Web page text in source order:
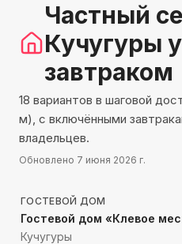
Частный
Кучугуры
завтраком
18 вариантов в шаговой
м), с включёнными
владельцев.
Обновлено 7 июня 2026 г.
174м до моря
ГОСТЕВОЙ ДОМ
Гостевой дом «Клевое
Кучугуры